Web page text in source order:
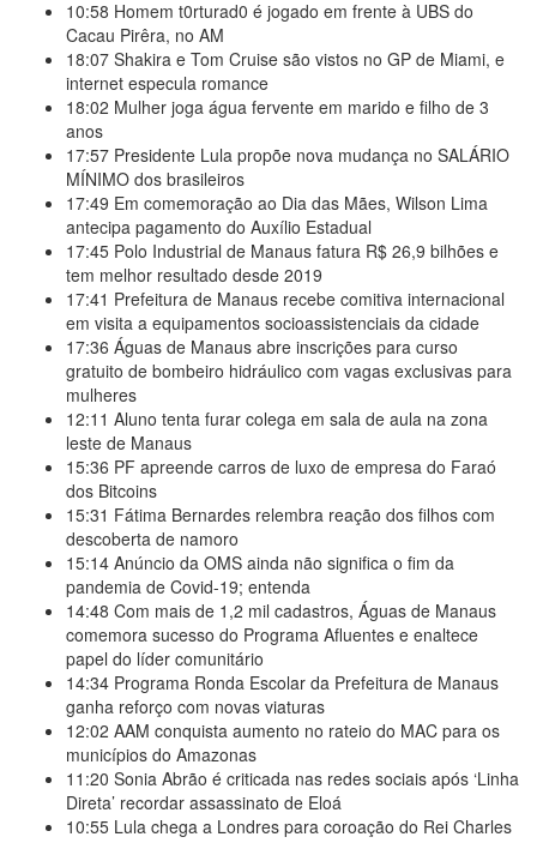
10:58 Homem t0rturad0 é jogado em frente à UBS do
Cacau Pirêra, no AM
18:07 Shakira e Tom Cruise são vistos no GP de Miami, e
internet especula romance
18:02 Mulher joga água fervente em marido e filho de 3
anos
17:57 Presidente Lula propõe nova mudança no SALÁRIO
MÍNIMO dos brasileiros
17:49 Em comemoração ao Dia das Mães, Wilson Lima
antecipa pagamento do Auxílio Estadual
17:45 Polo Industrial de Manaus fatura R$ 26,9 bilhões e
tem melhor resultado desde 2019
17:41 Prefeitura de Manaus recebe comitiva internacional
em visita a equipamentos socioassistenciais da cidade
17:36 Águas de Manaus abre inscrições para curso
gratuito de bombeiro hidráulico com vagas exclusivas para
mulheres
12:11 Aluno tenta furar colega em sala de aula na zona
leste de Manaus
15:36 PF apreende carros de luxo de empresa do Faraó
dos Bitcoins
15:31 Fátima Bernardes relembra reação dos filhos com
descoberta de namoro
15:14 Anúncio da OMS ainda não significa o fim da
pandemia de Covid-19; entenda
14:48 Com mais de 1,2 mil cadastros, Águas de Manaus
comemora sucesso do Programa Afluentes e enaltece
papel do líder comunitário
14:34 Programa Ronda Escolar da Prefeitura de Manaus
ganha reforço com novas viaturas
12:02 AAM conquista aumento no rateio do MAC para os
municípios do Amazonas
11:20 Sonia Abrão é criticada nas redes sociais após ‘Linha
Direta’ recordar assassinato de Eloá
10:55 Lula chega a Londres para coroação do Rei Charles